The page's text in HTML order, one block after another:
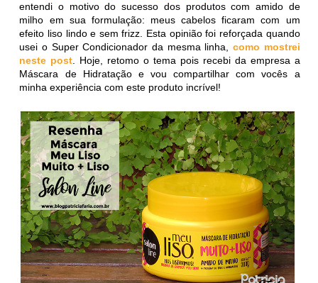
entendi o motivo do sucesso dos produtos com amido de
milho em sua formulação: meus cabelos ficaram com um
efeito liso lindo e sem frizz. Esta opinião foi reforçada quando
usei o Super Condicionador da mesma linha, como mostrei
neste post. Hoje, retomo o tema pois recebi da empresa a
Máscara de Hidratação e vou compartilhar com vocês a
minha experiência com este produto incrível!